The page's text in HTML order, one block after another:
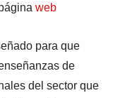
web
para que
de
del sector que